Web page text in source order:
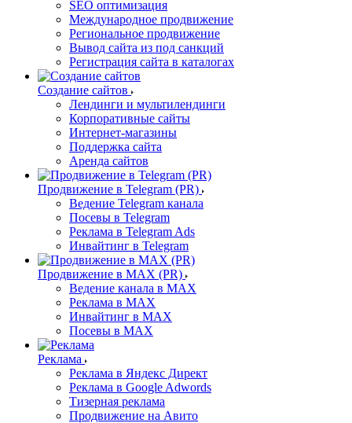
SEO оптимизация
Международное продвижение
Региональное продвижение
Вывод сайта из под санкций
Регистрация сайта в каталогах
Создание сайтов
Лендинги и мультилендинги
Корпоративные сайты
Интернет-магазины
Поддержка сайта
Аренда сайтов
Продвижение в Telegram (PR)
Ведение Telegram канала
Посевы в Telegram
Реклама в Telegram Ads
Инвайтинг в Telegram
Продвижение в MAX (PR)
Ведение канала в MAX
Реклама в MAX
Инвайтинг в MAX
Посевы в MAX
Реклама
Реклама в Яндекс Директ
Реклама в Google Adwords
Тизерная реклама
Продвижение на Авито